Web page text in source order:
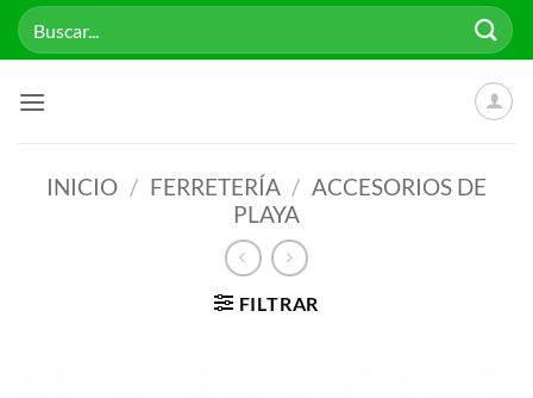
Saltar
Buscar
por:
INICIO / FERRETERÍA / ACCESORIOS DE
PLAYA
FILTRAR